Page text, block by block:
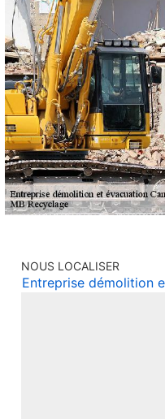
NOUS LOCALISER
Entreprise démolition